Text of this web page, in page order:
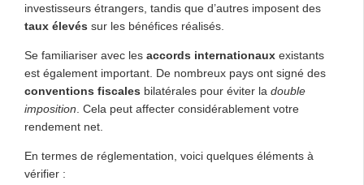
investisseurs étrangers, tandis que d’autres imposent des
taux élevés sur les bénéfices réalisés.
Se familiariser avec les accords internationaux existants
est également important. De nombreux pays ont signé des
conventions fiscales bilatérales pour éviter la double
imposition . Cela peut affecter considérablement votre
rendement net.
En termes de réglementation, voici quelques éléments à
vérifier :